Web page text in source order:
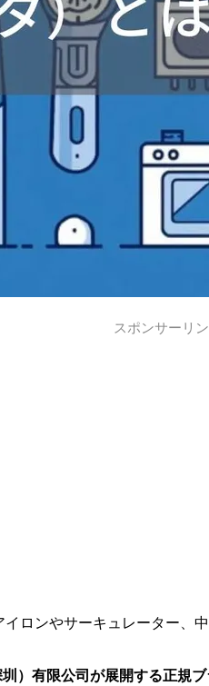
スポンサーリ
ロンやサーキュレーター
）有限公司が展開する正規